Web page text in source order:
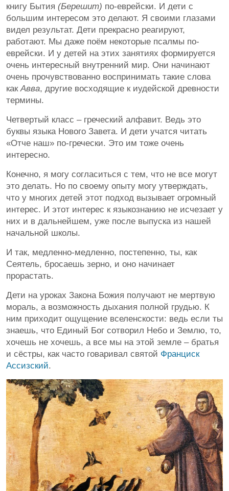
книгу Бытия (Берешит) по-еврейски. И дети с
большим интересом это делают. Я своими глазами
видел результат. Дети прекрасно реагируют,
работают. Мы даже поём некоторые псалмы по-
еврейски. И у детей на этих занятиях формируется
очень интересный внутренний мир. Они начинают
очень прочувствованно воспринимать такие слова
какАвва, другие восходящие к иудейской древности
термины.
Четвертый класс – греческий алфавит. Ведь это
буквы языка Нового Завета. И дети учатся читать
«Отче наш» по-гречески. Это им тоже очень
интересно.
Конечно, я могу согласиться с тем, что не все могут
это делать. Но по своему опыту могу утверждать,
что у многих детей этот подход вызывает огромный
интерес. И этот интерес к языкознанию не исчезает у
них и в дальнейшем, уже после выпуска из нашей
начальной школы.
И так, медленно-медленно, постепенно, ты, как
Сеятель, бросаешь зерно, и оно начинает
прорастать.
Дети на уроках Закона Божия получают не мертвую
мораль, а возможность дыхания полной грудью. К
ним приходит ощущение вселенскости: ведь если ты
знаешь, что Единый Бог сотворил Небо и Землю, то,
хочешь не хочешь, а все мы на этой земле – братья
и сёстры, как часто говаривал святой Франциск
Ассизский.